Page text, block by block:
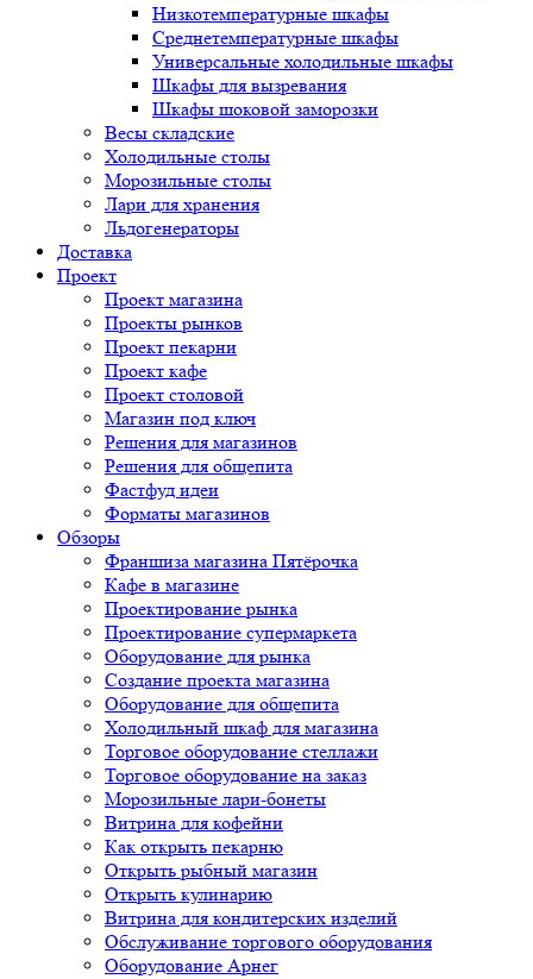
Низкотемпературные шкафы
Среднетемпературные шкафы
Универсальные холодильные шкафы
Шкафы для вызревания
Шкафы шоковой заморозки
Весы складские
Холодильные столы
Морозильные столы
Лари для хранения
Льдогенераторы
Доставка
Проект
Проект магазина
Проекты рынков
Проект пекарни
Проект кафе
Проект столовой
Магазин под ключ
Решения для магазинов
Решения для общепита
Фастфуд идеи
Форматы магазинов
Обзоры
Франшиза магазина Пятёрочка
Кафе в магазине
Проектирование рынка
Проектирование супермаркета
Оборудование для рынка
Создание проекта магазина
Оборудование для общепита
Холодильный шкаф для магазина
Торговое оборудование стеллажи
Торговое оборудование на заказ
Морозильные лари-бонеты
Витрина для кофейни
Как открыть пекарню
Открыть рыбный магазин
Открыть кулинарию
Витрина для кондитерских изделий
Обслуживание торгового оборудования
Оборудование Арнег